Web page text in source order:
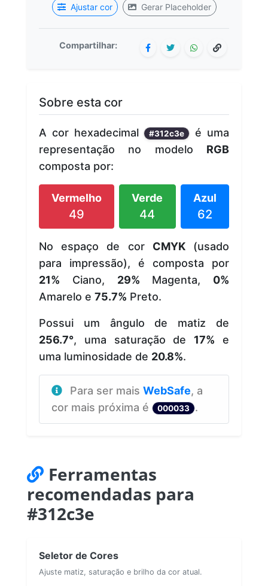
Ajustar cor Gerar Placeholder
Compartilhar:
Sobre esta cor
A cor hexadecimal #312c3e
é uma
representação no modelo RGB
composta por:
Vermelho
49
Verde
44
Azul
62
No espaço de cor CMYK(usado
para impressão), é composta por
21% Ciano, 29% Magenta, 0%
Amarelo e 75.7% Preto.
Possui um ângulo de matiz de
256.7°, uma saturação de 17% e
uma luminosidade de 20.8%.
Para ser mais WebSafe, a
cor mais próxima é
000033 .
Ferramentas
recomendadas para
#312c3e
Seletor de Cores
Ajuste matiz, saturação e brilho da cor atual.